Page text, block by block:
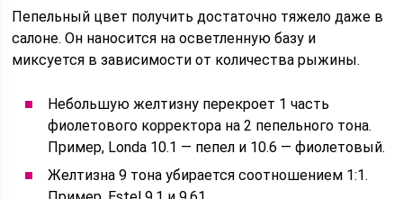
Пепельный цвет получить достаточно тяжело даже в
салоне. Он наносится на осветленную базу и
миксуется в зависимости от количества рыжины.
Небольшую желтизну перекроет 1 часть
фиолетового корректора на 2 пепельного тона.
Пример, Londa 10.1 — пепел и 10.6 — фиолетовый.
Желтизна 9 тона убирается соотношением 1:1.